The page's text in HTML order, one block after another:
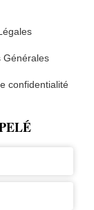
Générales
confidentialité